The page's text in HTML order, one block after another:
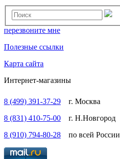
перезвоните мне
Полезные ссылки
Карта сайта
Интернет-магазины
8 (499) 391-37-29 г. Москва
8 (831) 410-75-00 г. Н.Новгород
8 (910) 794-80-28 по всей России